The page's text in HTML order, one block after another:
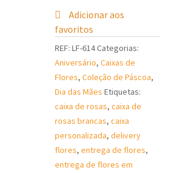
de
Rosas
Adicionar aos
favoritos
REF:LF-614Categorias:
Aniversário,Caixas de
Flores,Coleção de Páscoa,
Dia das Mães Etiquetas:
caixa de rosas,caixa de
rosas brancas,caixa
personalizada,delivery
flores,entrega de flores,
entrega de flores em